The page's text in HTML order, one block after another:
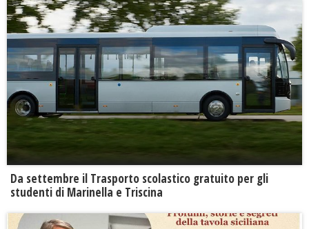
Da settembre il Trasporto scolastico gratuito per gli
studenti di Marinella e Triscina